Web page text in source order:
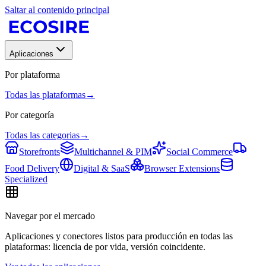
Saltar al contenido principal
Aplicaciones
Por plataforma
Todas las plataformas→
Por categoría
Todas las categorias→
Storefronts
Multichannel & PIM
Social Commerce
Food Delivery
Digital & SaaS
Browser Extensions
Specialized
Navegar por el mercado
Aplicaciones y conectores listos para producción en todas las
plataformas: licencia de por vida, versión coincidente.